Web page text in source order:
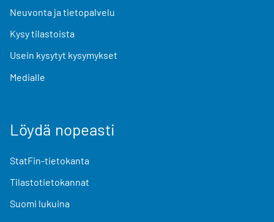
Neuvonta ja tietopalvelu
Kysy tilastoista
Usein kysytyt kysymykset
Medialle
Löydä nopeasti
StatFin-tietokanta
Tilastotietokannat
Suomi lukuina